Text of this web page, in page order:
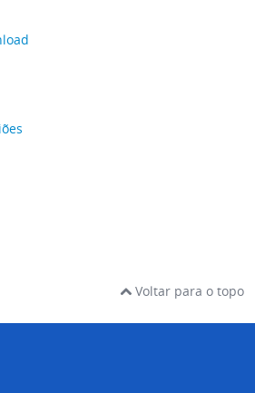
Voltar para o topo